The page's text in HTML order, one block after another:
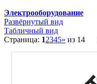
Электрооборудование
Развёрнутый вид
Табличный вид
Страница: 12345» из 14